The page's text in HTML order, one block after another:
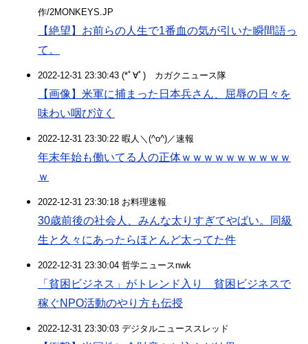
作/2MONKEYS.JP
【絶望】お前らの人生で1番血の気が引いた瞬間語っ
て。
2022-12-31 23:30:43 (*ﾟ∀ﾟ)ゞカガクニュース隊
【画像】米軍に捕まった日本兵さん、屈辱の日々を
味わい咽び泣く
2022-12-31 23:30:22 暇人＼(^o^)／速報
年末年始も働いてる人の正体ｗｗｗｗｗｗｗｗｗｗ
ｗ
2022-12-31 23:30:18 お料理速報
30歳前後の社会人、みんな太りすぎてやばい。同級
生と久々にあったらほとんど太ってた件
2022-12-31 23:30:04 哲学ニュースnwk
「貧困ビジネス」がトレンド入り 貧困ビジネスで
稼ぐNPO活動のやり方も伝授
2022-12-31 23:30:03 デジタルニューススレッド